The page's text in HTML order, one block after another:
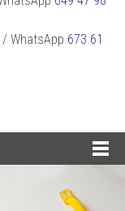
/ WhatsApp 673 61